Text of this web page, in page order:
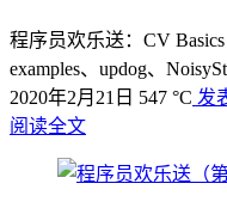
程序员欢乐送：CV Basics
examples、updog、
2020年2月21日 547 °C 发
阅读全文